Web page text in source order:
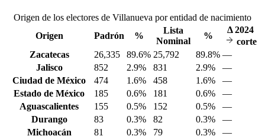
Origen de los electores de Villanueva por entidad de nacimiento
Origen
Padrón %
Lista
Nominal
%
Δ2024
corte
Zacatecas
26,335 89.6% 25,792 89.8% —
Jalisco
852 2.9% 831 2.9%
—
Ciudad de México
474 1.6% 458 1.6%
—
Estado de México
185 0.6% 181 0.6%
—
Aguascalientes
155 0.5% 152 0.5%
—
Durango
83 0.3% 82 0.3%
—
Michoacán
81 0.3% 79 0.3%
—